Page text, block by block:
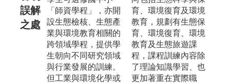
誤解
之處
「師資學程」，亦開
設生態檢核、生態產
業與環境教育相關的
跨領域學程，提供學
生朝向不同研究領域
與行業發展的訓練。
但工業與環境化學或
育、環境復育及環境
教育，規劃有生態保
育、環境復育、環境
教育及生態旅遊課
程，課程訓練內容除
了理論知識學習、也
更加著重在實際職